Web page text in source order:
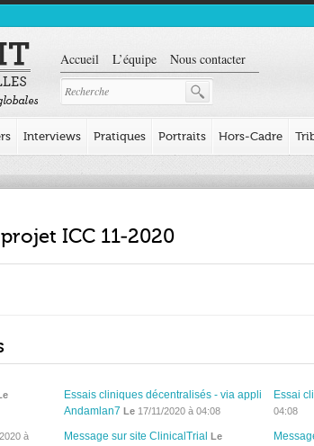
Accueil L’équipe Nous contacter
Interviews Pratiques Portraits Hors-Cadre
ICC 11-2020
Essais cliniques décentralisés - via appli
Andamlan7 Le17/11/2020 à 04:08
Essai
04:08
à
Message sur site ClinicalTrial Le